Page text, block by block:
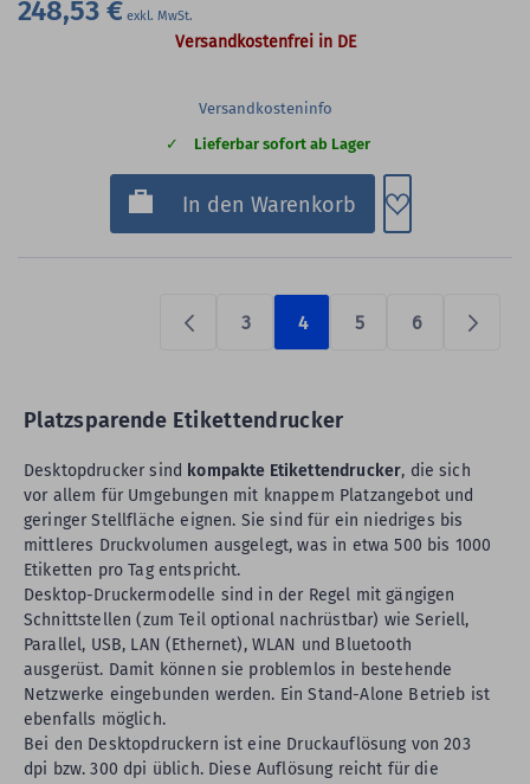
248,53 €
Versandkostenfrei in DE
Versandkosteninfo
Lieferbar sofort ab Lager
In den Warenkorb Zum
3 4 5 6
Platzsparende Etikettendrucker
Desktopdrucker sind kompakte Etikettendrucker, die sich
vor allem für Umgebungen mit knappem Platzangebot und
geringer Stellfläche eignen. Sie sind für ein niedriges bis
mittleres Druckvolumen ausgelegt, was in etwa 500 bis 1000
Etiketten pro Tag entspricht.
Desktop-Druckermodelle sind in der Regel mit gängigen
Schnittstellen (zum Teil optional nachrüstbar) wie Seriell,
Parallel, USB, LAN (Ethernet), WLAN und Bluetooth
ausgerüst. Damit können sie problemlos in bestehende
Netzwerke eingebunden werden. Ein Stand-Alone Betrieb ist
ebenfalls möglich.
Bei den Desktopdruckern ist eine Druckauflösung von 203
dpi bzw. 300 dpi üblich. Diese Auflösung reicht für die